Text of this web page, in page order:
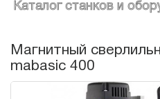
Каталог станков и
Магнитный
mabasic 400